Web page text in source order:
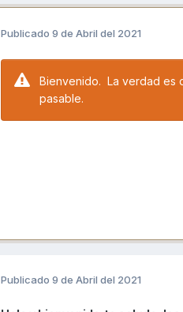
Publicado 9 de Abril del 2021
Bienvenido. La verdad es
pasable.
Publicado 9 de Abril del 2021